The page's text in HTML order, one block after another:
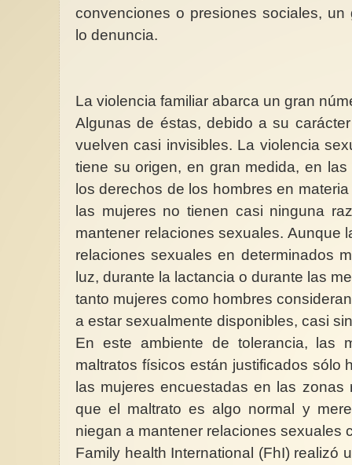
convenciones o presiones sociales,
lo denuncia.
La violencia familiar abarca un gran
Algunas de éstas, debido a su
vuelven casi invisibles. La violencia
tiene su origen, en gran medida, en
los derechos de los hombres en
las mujeres no tienen casi ninguna
mantener relaciones sexuales. Aunque
relaciones sexuales en determinados
luz, durante la lactancia o durante las
tanto mujeres como hombres
a estar sexualmente disponibles, casi
En este ambiente de tolerancia, las
maltratos físicos están justificados sólo
las mujeres encuestadas en las zonas
que el maltrato es algo normal y
niegan a mantener relaciones sexuales
Family health International (FhI) realizó